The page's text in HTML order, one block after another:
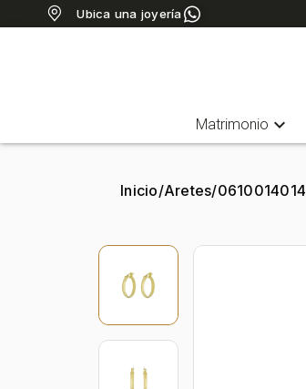
Ubica una joyería
Matrimonio expand_more
Inicio/Aretes/0610014014